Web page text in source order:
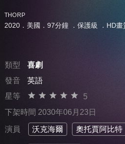
THORP
2020．美國．97分鐘 ． 保護級 ．HD畫
類型
喜劇
發音
英語
星等
5
下架時間 2030年06月23日
演員 沃克海爾 奧托賈阿比特